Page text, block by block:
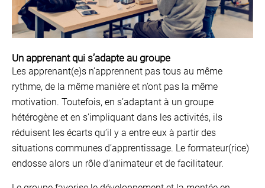
Un apprenant qui s’adapte au groupe
Les apprenant(e)s n’apprennent pas tous au même
rythme, de la même manière et n’ont pas la même
motivation. Toutefois, en s’adaptant à un groupe
hétérogène et en s’impliquant dans les activités, ils
réduisent les écarts qu’il y a entre eux à partir des
situations communes d’apprentissage. Le formateur(rice)
endosse alors un rôle d’animateur et de facilitateur.